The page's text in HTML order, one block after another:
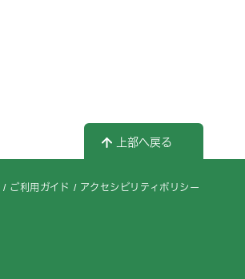
上部へ戻る
ご利用ガイド アクセシビリティポリシー